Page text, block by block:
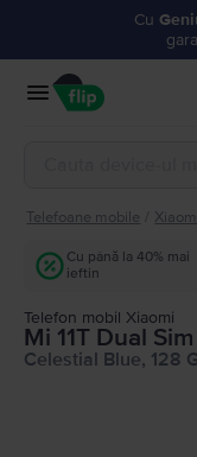
Cu
Telefoane mobile
Cu până la 40% mai
ieftin
Telefon mobil Xiaomi
Mi 11T Dual Sim
Celestial Blue, 128